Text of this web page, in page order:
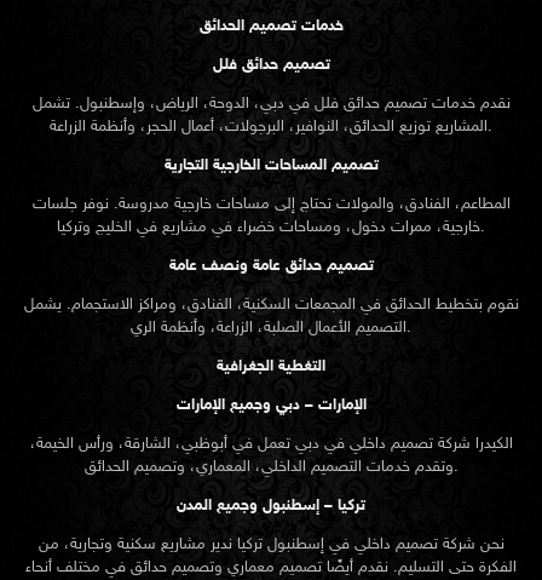
خدمات تصميم الحدائق
تصميم حدائق فلل
نقدم خدماتتصميم حدائق فلل في دبي، الدوحة، الرياض، وإسطنبول. تشمل
المشاريع توزيع الحدائق، النوافير، البرجولات، أعمال الحجر، وأنظمة الزراعة.
تصميم المساحات الخارجية التجارية
المطاعم، الفنادق، والمولات تحتاج إلى مساحات خارجية مدروسة. نوفر جلسات
خارجية، ممرات دخول، ومساحات خضراء في مشاريع في الخليج وتركيا.
تصميم حدائق عامة ونصف عامة
نقوم بتخطيط الحدائق في المجمعات السكنية، الفنادق، ومراكز الاستجمام. يشمل
التصميم الأعمال الصلبة، الزراعة، وأنظمة الري.
التغطية الجغرافية
الإمارات – دبي وجميع الإمارات
الكيدرا شركة تصميم داخلي في دبي تعمل في أبوظبي، الشارقة، ورأس الخيمة،
وتقدم خدمات التصميم الداخلي، المعماري، وتصميم الحدائق.
تركيا – إسطنبول وجميع المدن
نحن شركة تصميم داخلي في إسطنبول تركيا ندير مشاريع سكنية وتجارية، من
الفكرة حتى التسليم. نقدم أيضًا تصميم معماري وتصميم حدائق في مختلف أنحاء